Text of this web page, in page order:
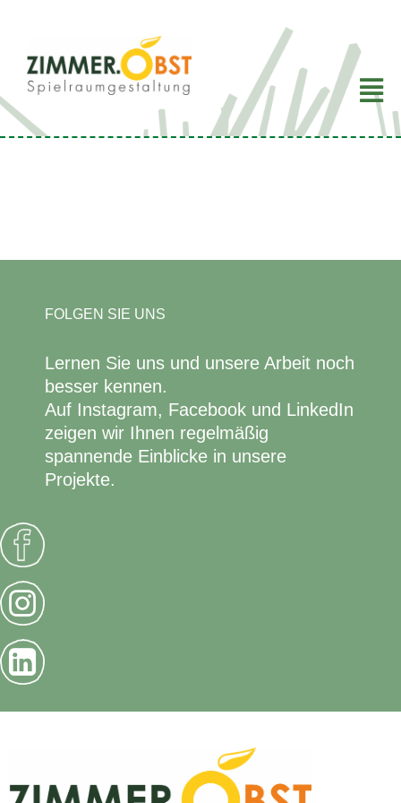
springen
FOLGEN SIE UNS
Lernen Sie uns und unsere Arbeit noch
besser kennen.
Auf Instagram, Facebook und LinkedIn
zeigen wir Ihnen regelmäßig
spannende Einblicke in unsere
Projekte.